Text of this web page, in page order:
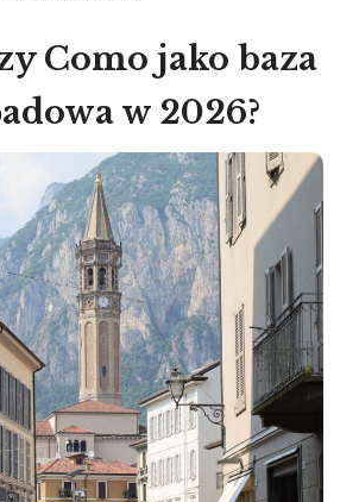
Como jako baza
w 2026?